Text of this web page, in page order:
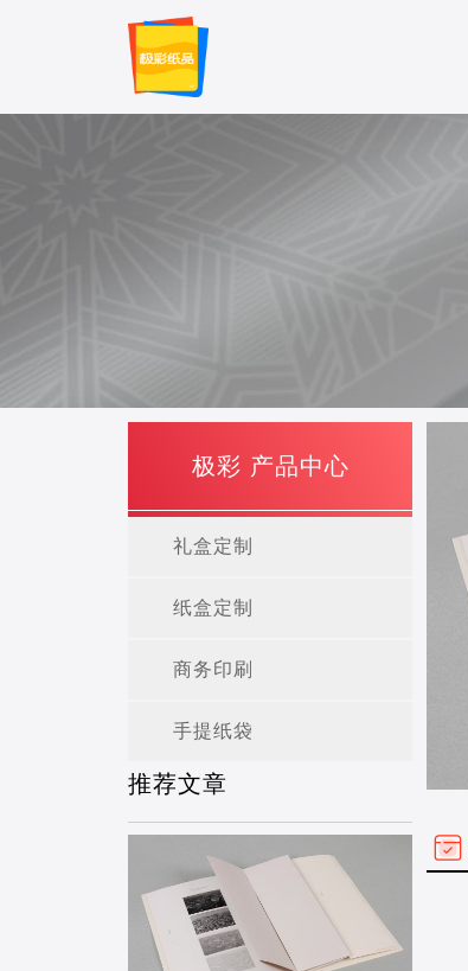
极彩 产品中心
礼盒定制
纸盒定制
商务印刷
手提纸袋
推荐文章